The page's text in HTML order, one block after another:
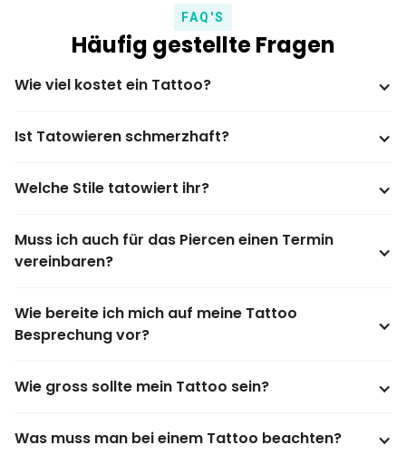
FAQ'S
Häufig gestellte Fragen
Wie viel kostet ein Tattoo?
Ist Tatowieren schmerzhaft?
Welche Stile tatowiert ihr?
Muss ich auch für das Piercen einen Termin
vereinbaren?
Wie bereite ich mich auf meine Tattoo
Besprechung vor?
Wie gross sollte mein Tattoo sein?
Was muss man bei einem Tattoo beachten?